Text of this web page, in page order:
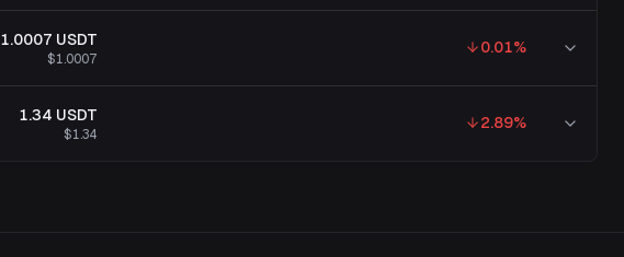
1.0007 USDT
$1.0007
0.01%
1.34 USDT
$1.34
2.89%